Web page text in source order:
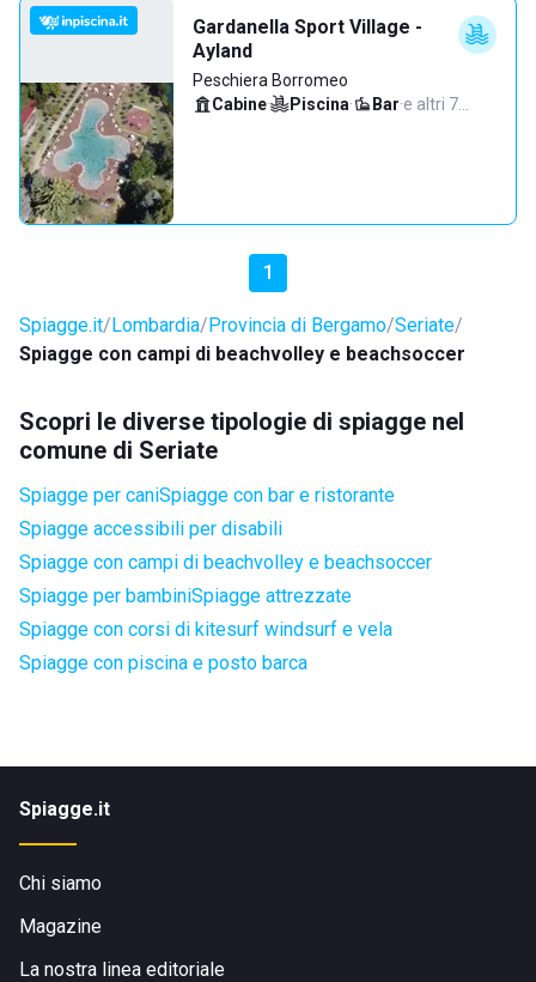
Gardanella Sport Village -
Ayland
Peschiera Borromeo
Cabine· Piscina· Bar·e altri 7…
1
Spiagge.it Lombardia Provincia di Bergamo Seriate
Spiagge con campi di beachvolley e beachsoccer
Scopri le diverse tipologie di spiagge nel
comune di Seriate
Spiagge per caniSpiagge con bar e ristorante
Spiagge accessibili per disabili
Spiagge con campi di beachvolley e beachsoccer
Spiagge per bambiniSpiagge attrezzate
Spiagge con corsi di kitesurf windsurf e vela
Spiagge con piscina e posto barca
Spiagge.it
Chi siamo
Magazine
La nostra linea editoriale